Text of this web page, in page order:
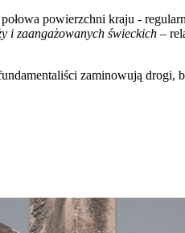
powierzchni kraju -
i zaangażowanych świeckich –
zaminowują